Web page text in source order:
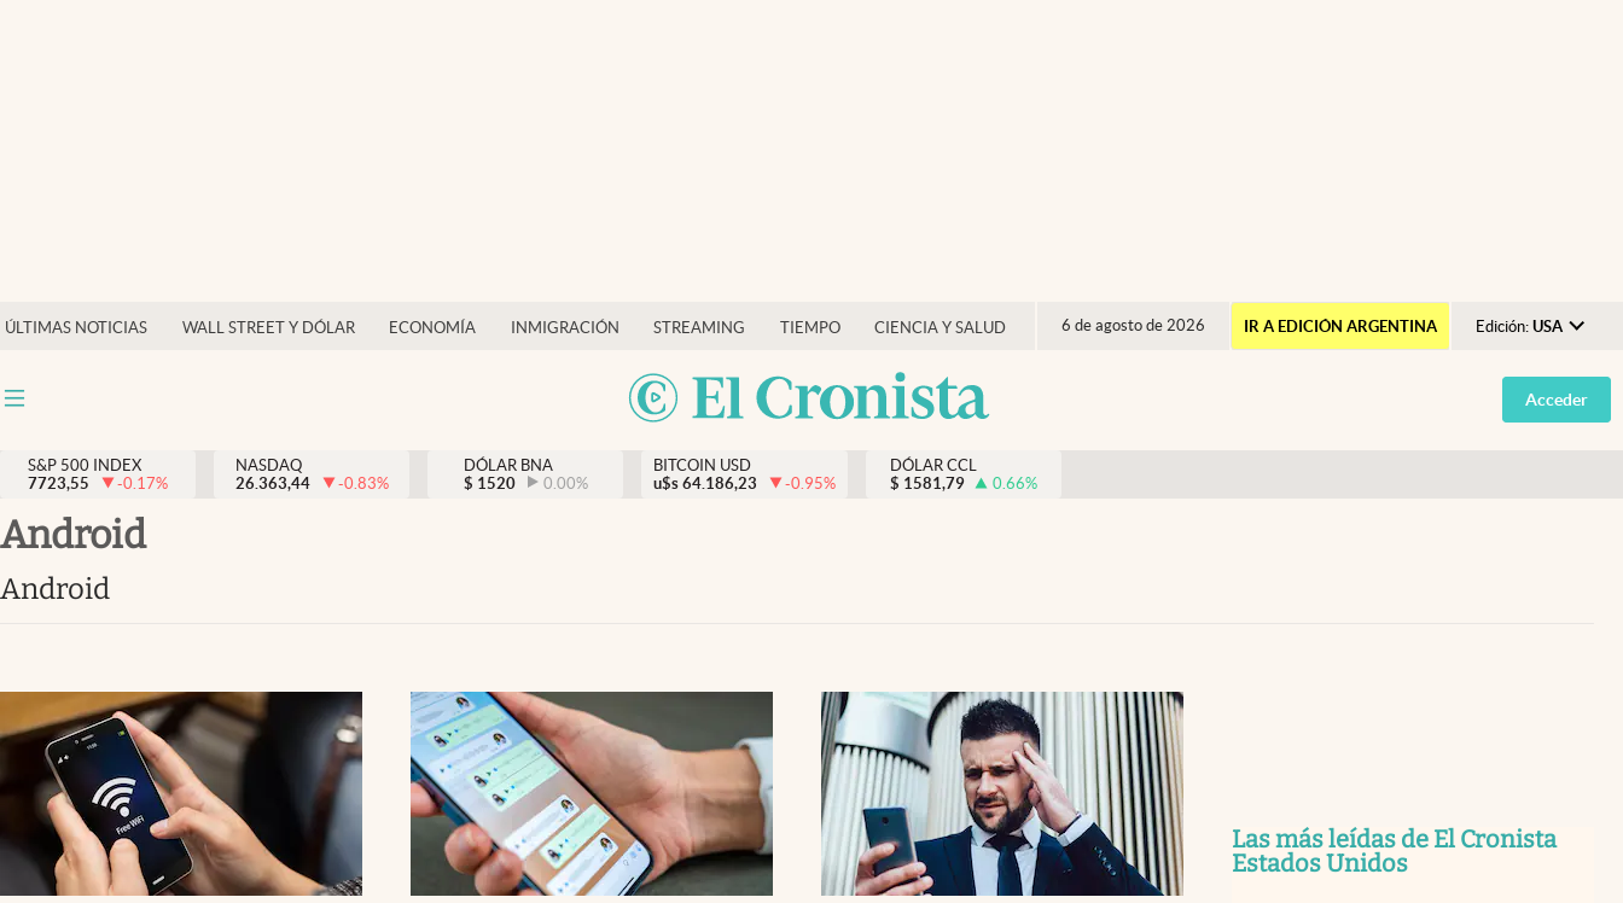
ÚLTIMAS NOTICIAS WALL STREET Y DÓLAR ECONOMÍA INMIGRACIÓN STREAMING TIEMPO CIENCIA Y SALUD 6 de agosto de 2026 IR A EDICIÓN ARGENTINA Edición: USA
Argentina
España
Tiempo
Streaming
Lifestyle
Acceder
S&P 500 INDEX
7723,55
-0.17%
NASDAQ
26.363,44
-0.83%
DÓLAR BNA
$ 1520 0.00%
BITCOIN USD
u$s 64.186,23 -0.95%
DÓLAR CCL
$ 1581,79 0.66%
android
android
Las más leídas de El Cronista
Estados Unidos